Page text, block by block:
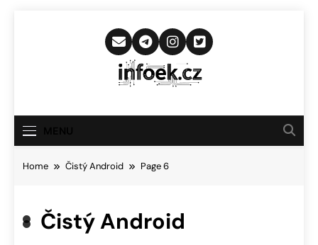
Infoek.cz
Novinkám
Home Čistý Android Page 6
Čistý Android